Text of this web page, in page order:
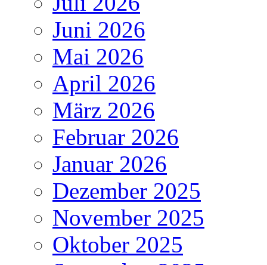
Juni 2026
Mai 2026
April 2026
März 2026
Februar 2026
Januar 2026
Dezember 2025
November 2025
Oktober 2025